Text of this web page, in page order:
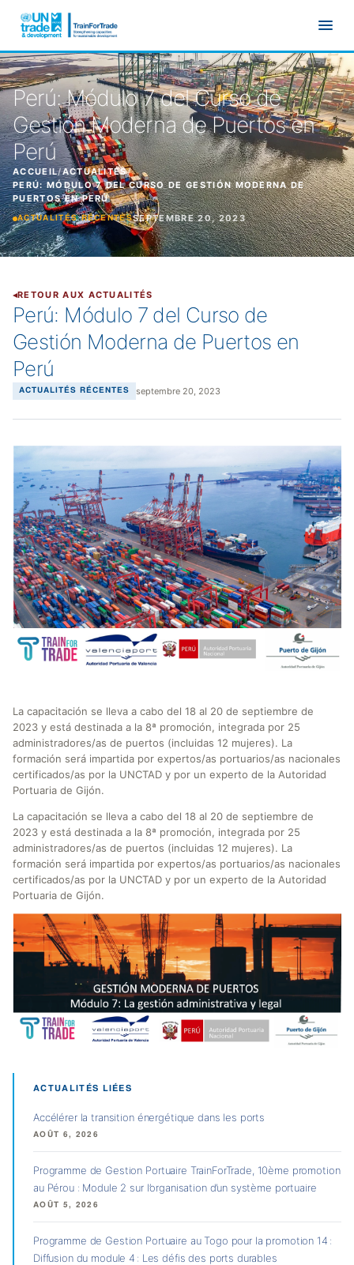
Perú: Módulo 7 del Curso de
Gestión Moderna de Puertos en
Perú
ACCUEIL/ACTUALITÉS/
PERÚ: MÓDULO 7 DEL CURSO DE GESTIÓN MODERNA DE
PUERTOS EN PERÚ
ACTUALITÉS RÉCENTESSEPTEMBRE 20, 2023
RETOUR AUX ACTUALITÉS
Perú: Módulo 7 del Curso de
Gestión Moderna de Puertos en
Perú
ACTUALITÉS RÉCENTES septembre 20, 2023
La capacitación se lleva a cabo del 18 al 20 de septiembre de
2023 y está destinada a la 8ª promoción, integrada por 25
administradores/as de puertos (incluidas 12 mujeres). La
formación será impartida por expertos/as portuarios/as nacionales
certificados/as por la UNCTAD y por un experto de la Autoridad
Portuaria de Gijón.
La capacitación se lleva a cabo del 18 al 20 de septiembre de
2023 y está destinada a la 8ª promoción, integrada por 25
administradores/as de puertos (incluidas 12 mujeres). La
formación será impartida por expertos/as portuarios/as nacionales
certificados/as por la UNCTAD y por un experto de la Autoridad
Portuaria de Gijón.
ACTUALITÉS LIÉES
Accélérer la transition énergétique dans les ports
AOÛT 6, 2026
Programme de Gestion Portuaire TrainForTrade, 10ème promotion
au Pérou : Module 2 sur l’organisation d’un système portuaire
AOÛT 5, 2026
Programme de Gestion Portuaire au Togo pour la promotion 14 :
Diffusion du module 4 : Les défis des ports durables